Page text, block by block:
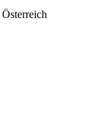
Österreich